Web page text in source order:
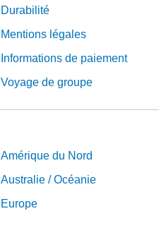
Durabilité
Mentions légales
Informations de paiement
Voyage de groupe
Amérique du Nord
Australie / Océanie
Europe